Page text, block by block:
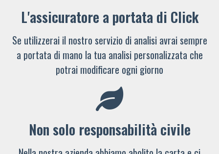
L'assicuratore a portata di Click
Se utilizzerai il nostro servizio di analisi avrai sempre
a portata di mano la tua analisi personalizzata che
potrai modificare ogni giorno
Non solo responsabilità civile